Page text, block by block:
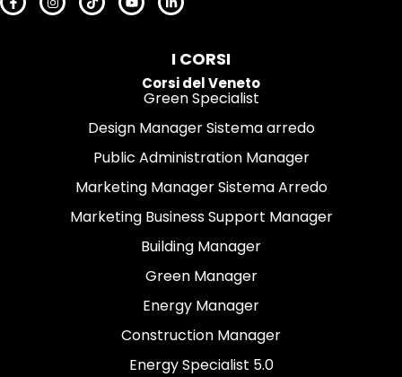
I CORSI
Corsi del Veneto
Green Specialist
Design Manager Sistema arredo
Public Administration Manager
Marketing Manager Sistema Arredo
Marketing Business Support Manager
Building Manager
Green Manager
Energy Manager
Construction Manager
Energy Specialist 5.0